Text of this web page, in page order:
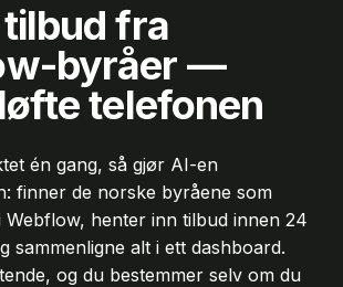
tilbud fra
byråer —
telefonen
én gang, så gjør AI-en
finner de norske byråene som
Webflow, henter inn tilbud innen 24
sammenligne alt i ett dashboard.
og du bestemmer selv om du